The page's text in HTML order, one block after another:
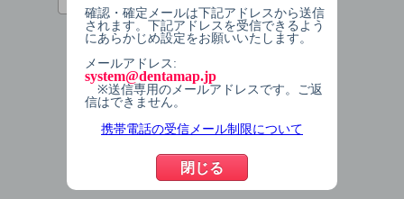
次回からの入力を省略する
ログインする
確認・確定メールは下記アドレスから送信
されます。下記アドレスを受信できるよう
にあらかじめ設定をお願いいたします。
メールアドレス:
system@dentamap.jp
※送信専用のメールアドレスです。ご返
信はできません。
携帯電話の受信メール制限について
閉じる